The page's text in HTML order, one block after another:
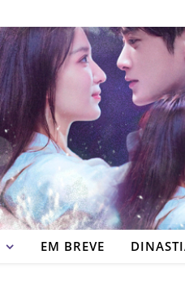
EM BREVE